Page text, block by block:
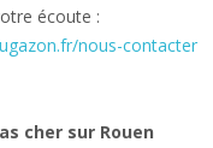
écoute :
nous-contacter
cher sur Rouen